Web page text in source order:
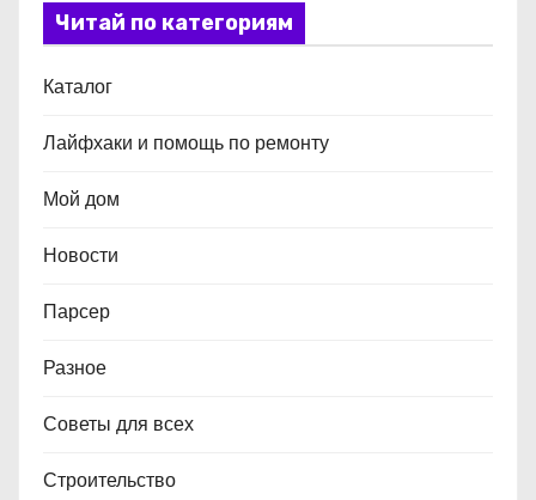
Читай по категориям
Каталог
Лайфхаки и помощь по ремонту
Мой дом
Новости
Парсер
Разное
Советы для всех
Строительство